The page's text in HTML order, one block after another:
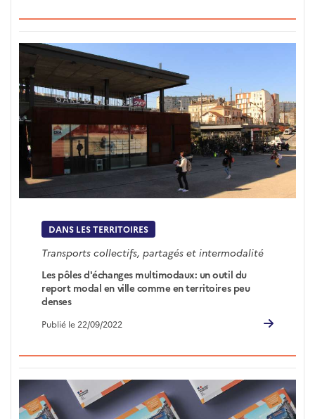
DANS LES TERRITOIRES
Transports collectifs, partagés et intermodalité
Les pôles d'échanges multimodaux: un outil du
report modal en ville comme en territoires peu
denses
Publié le 22/09/2022